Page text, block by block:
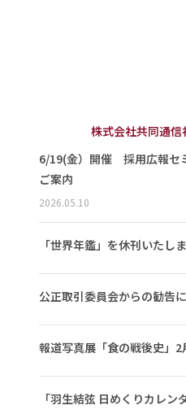
株式会社共同通
6/19(金）開催 採用広報セ
ご案内
2026.05.10
「世界年鑑」を休刊いたし
公正取引委員会からの勧告
報道写真展「食の戦後史」
「羽生結弦 日めくりカレ